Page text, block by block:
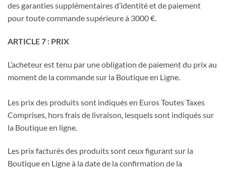
des garanties supplémentaires d’identité et de paiement
pour toute commande supérieure à 3000 €.
ARTICLE 7 : PRIX
L’acheteur est tenu par une obligation de paiement du prix au
moment de la commande sur la Boutique en Ligne.
Les prix des produits sont indiqués en Euros Toutes Taxes
Comprises, hors frais de livraison, lesquels sont indiqués sur
la Boutique en ligne.
Les prix facturés des produits sont ceux figurant sur la
Boutique en Ligne à la date de la confirmation de la